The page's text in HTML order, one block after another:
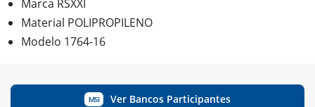
Marca RSXXI
Material POLIPROPILENO
Modelo 1764-16
MSI Ver Bancos Participantes